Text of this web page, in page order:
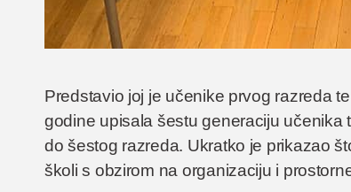
Predstavio joj je učenike prvog razreda
godine upisala šestu generaciju
do šestog razreda. Ukratko je prikazao
školi s obzirom na organizaciju i